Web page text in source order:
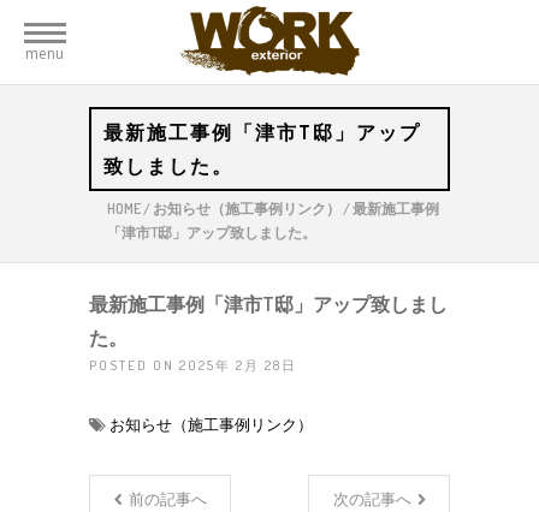
menu
最新施工事例「津市T邸」アップ
致しました。
HOME/ お知らせ（施工事例リンク） /最新施工事例
「津市T邸」アップ致しました。
最新施工事例「津市T邸」アップ致しまし
た。
POSTED ON 2025年 2月 28日
お知らせ（施工事例リンク）
前の記事へ 次の記事へ